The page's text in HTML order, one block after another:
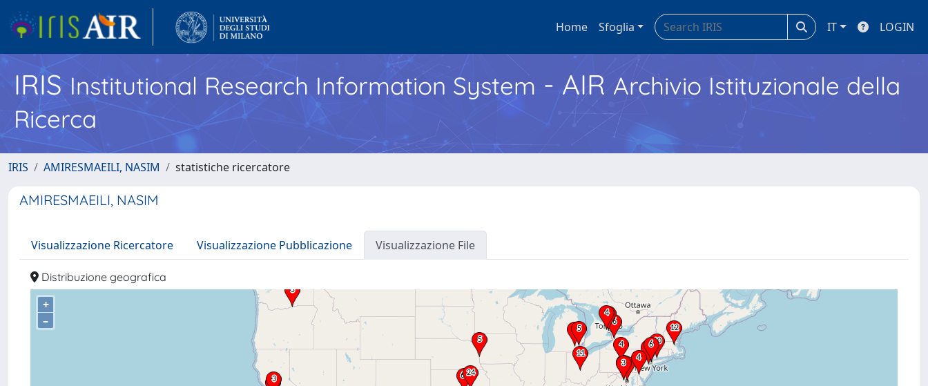
Home Sfoglia IT LOGIN
IRISInstitutional Research Information System - AIR Archivio Istituzionale della
Ricerca
IRIS AMIRESMAEILI, NASIM statistiche ricercatore
AMIRESMAEILI, NASIM
Visualizzazione Ricercatore Visualizzazione Pubblicazione Visualizzazione File
Distribuzione geografica
+
–